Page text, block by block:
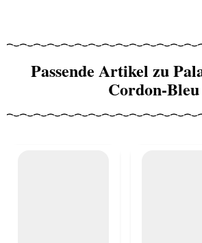
Passende Artikel zu
Cordon-Bleu